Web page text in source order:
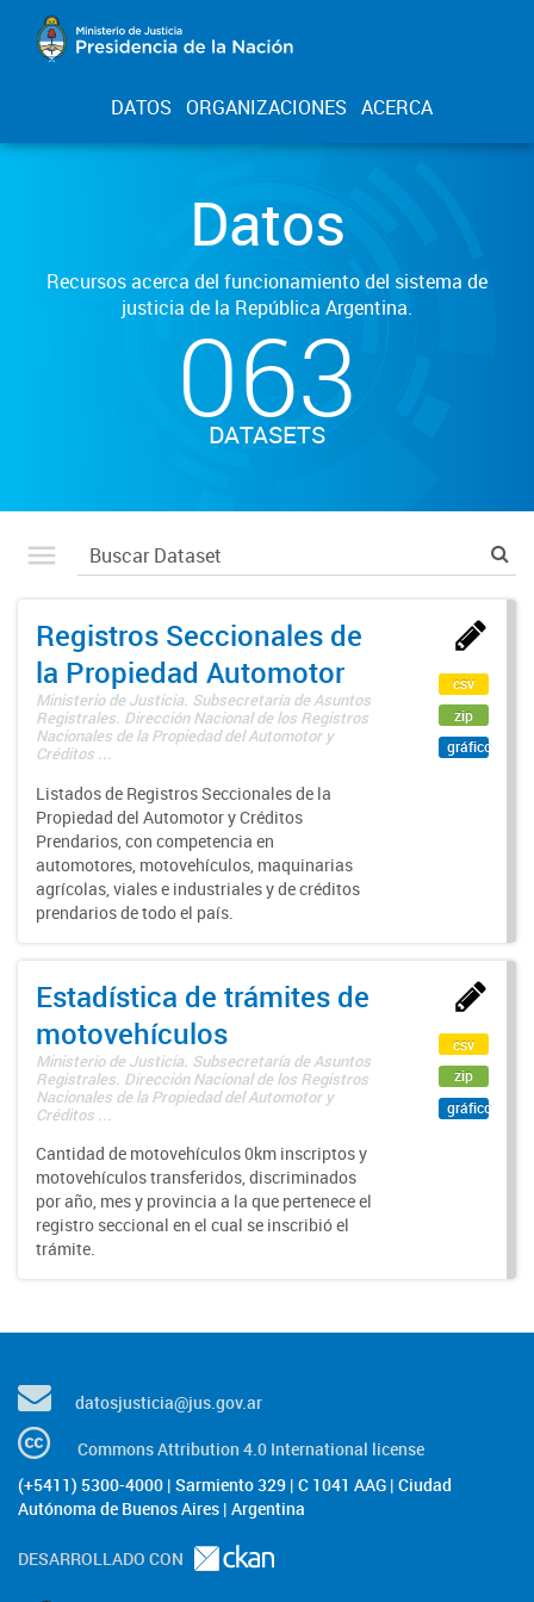
DATOS ORGANIZACIONES ACERCA
Datos
Recursos acerca del funcionamiento del sistema de
justicia de la República Argentina.
063
DATASETS
Registros Seccionales de
la Propiedad Automotor
Ministerio de Justicia. Subsecretaría de Asuntos
Registrales. Dirección Nacional de los Registros
Nacionales de la Propiedad del Automotor y
Créditos ...
Listados de Registros Seccionales de la
Propiedad del Automotor y Créditos
Prendarios, con competencia en
automotores, motovehículos, maquinarias
agrícolas, viales e industriales y de créditos
prendarios de todo el país.
csv
zip
gráfico
Estadística de trámites de
motovehículos
Ministerio de Justicia. Subsecretaría de Asuntos
Registrales. Dirección Nacional de los Registros
Nacionales de la Propiedad del Automotor y
Créditos ...
Cantidad de motovehículos 0km inscriptos y
motovehículos transferidos, discriminados
por año, mes y provincia a la que pertenece el
registro seccional en el cual se inscribió el
trámite.
csv
zip
gráfico
datosjusticia@jus.gov.ar
Commons Attribution 4.0 International license
(+5411) 5300-4000 | Sarmiento 329 | C 1041 AAG | Ciudad
Autónoma de Buenos Aires | Argentina
DESARROLLADO CON